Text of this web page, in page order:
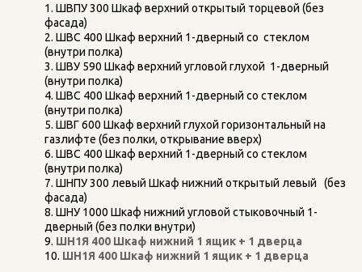
ШВПУ 300 Шкаф верхний открытый торцевой (без
фасада)
ШВС 400 Шкаф верхний 1-дверный со  стеклом
(внутри полка)
ШВУ 590 Шкаф верхний угловой глухой  1-дверный
(внутри полка)
ШВС 400 Шкаф верхний 1-дверный со стеклом
(внутри полка)
ШВГ 600 Шкаф верхний глухой горизонтальный на
газлифте (без полки, открывание вверх)
ШВС 400 Шкаф верхний 1-дверный со стеклом
(внутри полка)
ШНПУ 300 левый Шкаф нижний открытый левый   (без
фасада)
ШНУ 1000 Шкаф нижний угловой стыковочный 1-
дверный (без полки внутри)
ШН1Я 400 Шкаф нижний 1 ящик + 1 дверца
ШН1Я 400 Шкаф нижний 1 ящик + 1 дверца